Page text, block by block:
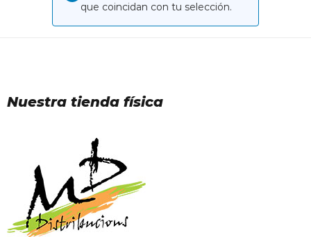
que coincidan con tu selección.
Nuestra tienda física